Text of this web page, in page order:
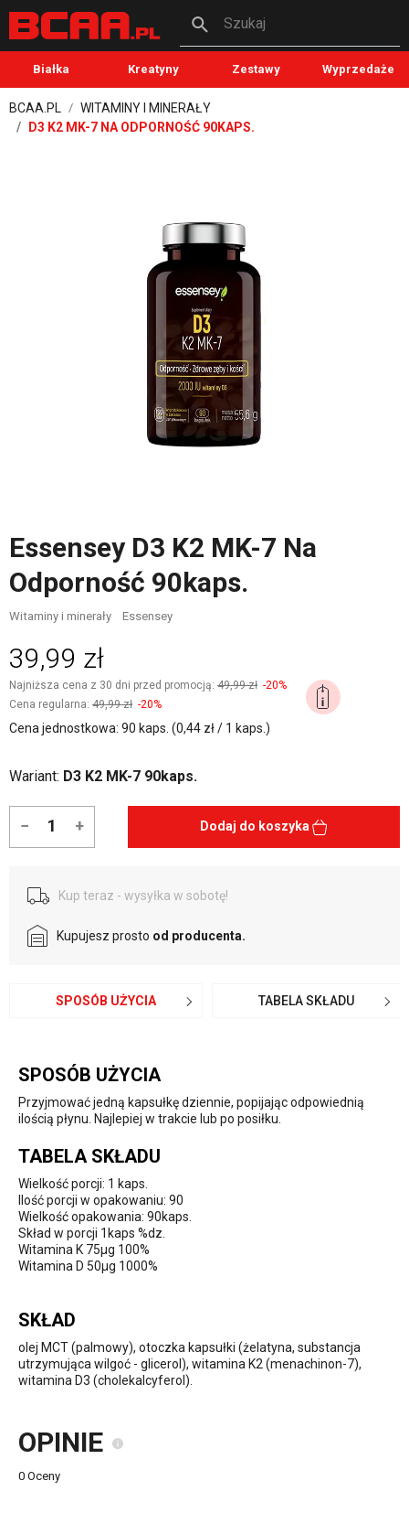
Szukaj
Białka Kreatyny Zestawy Wyprzedaże
BCAA.PL
WITAMINY I MINERAŁY
D3 K2 MK-7 NA ODPORNOŚĆ 90KAPS.
Essensey D3 K2 MK-7 Na
Odporność 90kaps.
Witaminy i minerały Essensey
39,99 zł
Najniższa cena z 30 dni przed promocją: 49,99 zł -20%
Cena regularna: 49,99 zł -20%
Cena jednostkowa: 90 kaps. (0,44 zł / 1 kaps.)
Wariant: D3 K2 MK-7 90kaps.
− + Dodaj do koszyka
Kup teraz - wysyłka w sobotę!
Kupujesz prosto od producenta.
SPOSÓB UŻYCIA TABELA SKŁADU
SPOSÓB UŻYCIA
Przyjmować jedną kapsułkę dziennie, popijając odpowiednią
ilością płynu. Najlepiej w trakcie lub po posiłku.
TABELA SKŁADU
Wielkość porcji: 1 kaps.
Ilość porcji w opakowaniu: 90
Wielkość opakowania: 90kaps.
Skład w porcji 1kaps %dz.
Witamina K 75µg 100%
Witamina D 50µg 1000%
SKŁAD
olej MCT (palmowy), otoczka kapsułki (żelatyna, substancja
utrzymująca wilgoć - glicerol), witamina K2 (menachinon-7),
witamina D3 (cholekalcyferol).
OPINIE
0 Oceny